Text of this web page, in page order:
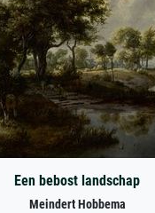
Een bebost landschap
Meindert Hobbema